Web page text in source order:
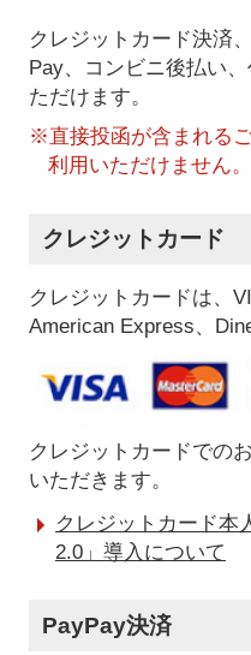
クレジットカード決済
Pay、コンビニ後払い
ただけます。
※直接投函が含まれる
利用いただけません。
クレジットカード
クレジットカードは、
American Express、
クレジットカードでの
いただきます。
クレジットカード本
2.0」導入について
PayPay決済